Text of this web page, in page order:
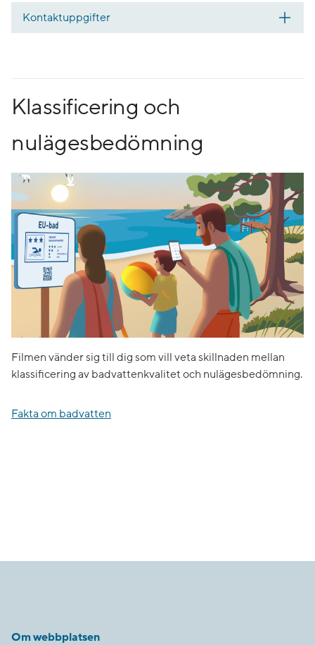
Kontaktuppgifter
Klassificering och
nulägesbedömning
Filmen vänder sig till dig som vill veta skillnaden mellan
klassificering av badvattenkvalitet och nulägesbedömning.
Fakta om badvatten
Om webbplatsen